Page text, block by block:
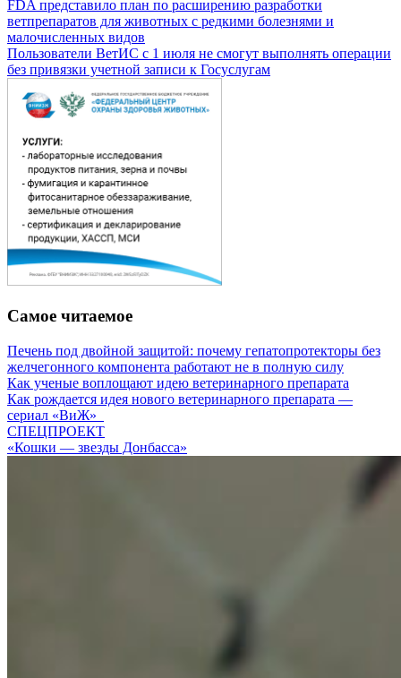
FDA представило план по расширению разработки
ветпрепаратов для животных с редкими болезнями и
малочисленных видов
Пользователи ВетИС с 1 июля не смогут выполнять операции
без привязки учетной записи к Госуслугам
Самое читаемое
Печень под двойной защитой: почему гепатопротекторы без
желчегонного компонента работают не в полную силу
Как ученые воплощают идею ветеринарного препарата
Как рождается идея нового ветеринарного препарата —
сериал «ВиЖ»
СПЕЦПРОЕКТ
«Кошки — звезды Донбасса»